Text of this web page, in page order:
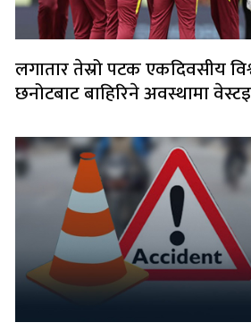
लगातार तेस्रो पटक एकदिवसीय
छनोटबाट बाहिरिने अवस्थामा